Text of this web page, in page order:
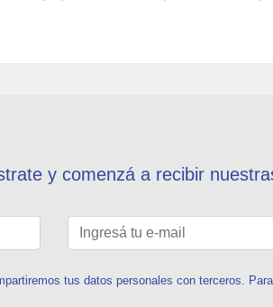
y comenzá a recibir
tus datos personales con terceros.